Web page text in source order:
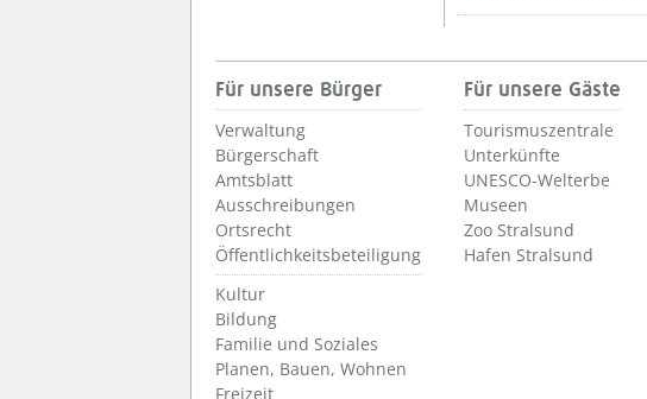
Für unsere Bürger
Verwaltung
Bürgerschaft
Amtsblatt
Ausschreibungen
Ortsrecht
Öffentlichkeitsbeteiligung
Kultur
Bildung
Familie und Soziales
Planen, Bauen, Wohnen
Freizeit
Für unsere Gäste
Tourismuszentrale
Unterkünfte
UNESCO-Welterbe
Museen
Zoo Stralsund
Hafen Stralsund